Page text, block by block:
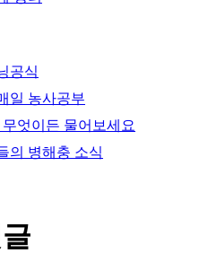
공식
일 농사공부
무엇이든 물어보세요
의 병해충 소식